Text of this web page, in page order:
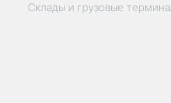
Склады и грузовые